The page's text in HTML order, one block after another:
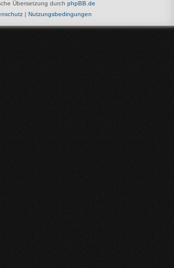
Übersetzung durch phpBB.de
| Nutzungsbedingungen